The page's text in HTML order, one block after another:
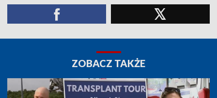
ZOBACZ TAKŻE